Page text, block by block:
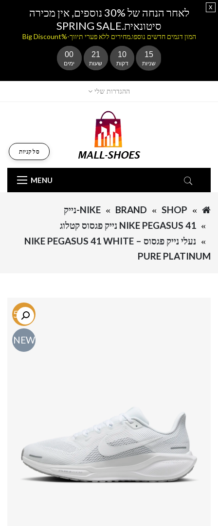
ההגדרות שלי
MENU
סל קניות
SHOP
BRAND
NIKE-נייק
NIKE PEGASUS 41 נייק פגסוס קטלוג
נעלי נייק פגסוס – NIKE PEGASUS 41 WHITE
PURE PLATINUM
-54%
NEW
לאחר הנחה של 30% נוספים, אין מכירה
סיטונאית.SPRING SALE
המון דגמים חדשים נוספו.מחירים ללא פערי תיווך-%Big Discount
00
ימים
21
שעות
10
דקות
15
שניות
x